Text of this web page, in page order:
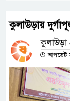
কুলাউড়ায়
কুলাউড়া
আপডেট